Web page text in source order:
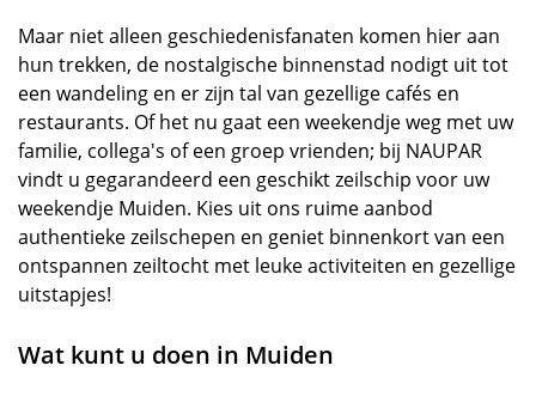
Maar niet alleen geschiedenisfanaten komen hier aan
hun trekken, de nostalgische binnenstad nodigt uit tot
een wandeling en er zijn tal van gezellige cafés en
restaurants. Of het nu gaat een weekendje weg met uw
familie, collega's of een groep vrienden; bij NAUPAR
vindt u gegarandeerd een geschikt zeilschip voor uw
weekendje Muiden. Kies uit ons ruime aanbod
authentieke zeilschepen en geniet binnenkort van een
ontspannen zeiltocht met leuke activiteiten en gezellige
uitstapjes!
Wat kunt u doen in Muiden